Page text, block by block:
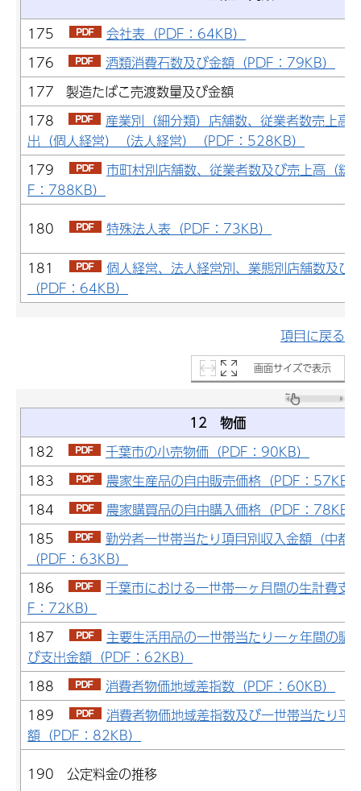
175
会社表（PDF：64KB）
176
酒類消費石数及び金額（PDF：79KB）
177 製造たばこ売渡数量及び金額
178
産業別（細分類）店舗数、従業者数売上高
出（個人経営）（法人経営）（PDF：528KB）
179
市町村別店舗数、従業者数及び売上高（総
F：788KB）
180
特殊法人表（PDF：73KB）
181
個人経営、法人経営別、業態別店舗数及び
（PDF：64KB）
項目に戻る
画面サイズで表示
12 物価
182
千葉市の小売物価（PDF：90KB）
183
農家生産品の自由販売価格（PDF：57KB）
184
農家購買品の自由購入価格（PDF：78KB）
185
勤労者一世帯当たり項目別収入金額（中都
（PDF：63KB）
186
千葉市における一世帯一ヶ月間の生計費支
F：72KB）
187
主要生活用品の一世帯当たり一ヶ年間の購
び支出金額（PDF：62KB）
188
消費者物価地域差指数（PDF：60KB）
189
消費者物価地域差指数及び一世帯当たり平
額（PDF：82KB）
190 公定料金の推移